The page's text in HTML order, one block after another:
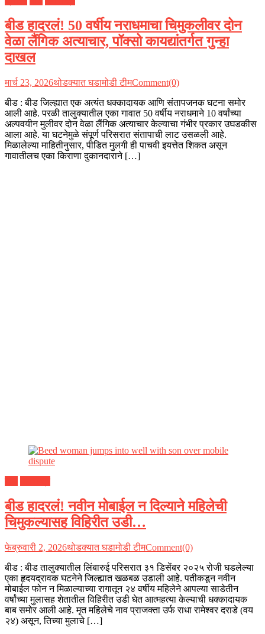
बीड हादरलं! 50 वर्षीय नराधमाचा चिमुकलीवर दोन
वेळा लैंगिक अत्याचार, पॉक्सो कायद्यांतर्गत गुन्हा
दाखल
मार्च 23, 2026थोडक्यात घडामोडी टीमComment(0)
बीड : बीड जिल्ह्यात एक अत्यंत धक्कादायक आणि संतापजनक घटना समोर
आली आहे. परळी तालुक्यातील एका गावात 50 वर्षीय नराधमाने 10 वर्षांच्या
अल्पवयीन मुलीवर दोन वेळा लैंगिक अत्याचार केल्याचा गंभीर प्रकार उघडकीस
आला आहे. या घटनेमुळे संपूर्ण परिसरात संतापाची लाट उसळली आहे.
मिळालेल्या माहितीनुसार, पीडित मुलगी ही पाचवी इयत्तेत शिकत असून
गावातीलच एका किराणा दुकानदाराने […]
बीड हादरलं! नवीन मोबाईल न दिल्याने महिलेची
चिमुकल्यासह विहिरीत उडी…
फेब्रुवारी 2, 2026थोडक्यात घडामोडी टीमComment(0)
बीड : बीड तालुक्यातील लिंबारुई परिसरात ३१ डिसेंबर २०२५ रोजी घडलेल्या
एका हृदयद्रावक घटनेने जिल्ह्यात खळबळ उडाली आहे. पतीकडून नवीन
मोबाईल फोन न मिळाल्याच्या रागातून २४ वर्षीय महिलेने आपल्या साडेतीन
वर्षांच्या मुलासह शेतातील विहिरीत उडी घेत आत्महत्या केल्याची धक्कादायक
बाब समोर आली आहे. मृत महिलेचे नाव प्राजक्ता उर्फ राधा रामेश्वर दराडे (वय
२४) असून, तिच्या मुलाचे […]